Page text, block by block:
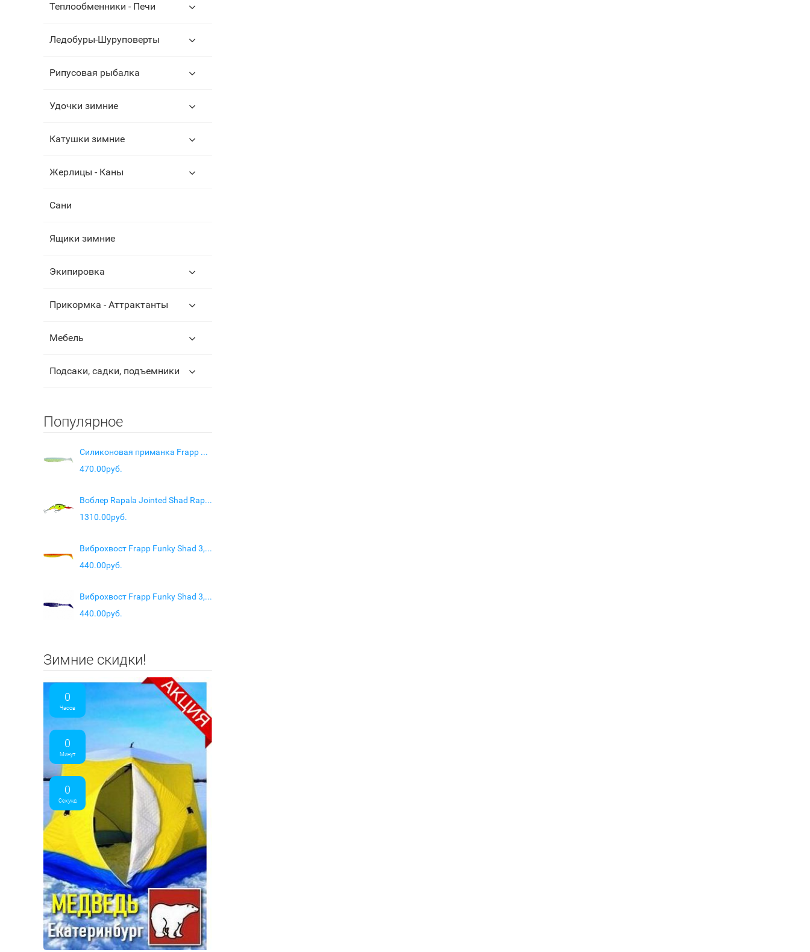
Теплообменники - Печи
Ледобуры-Шуруповерты
Рипусовая рыбалка
Удочки зимние
Катушки зимние
Жерлицы - Каны
Сани
Ящики зимние
Экипировка
Прикормка - Аттрактанты
Мебель
Подсаки, садки, подъемники
Популярное
Силиконовая приманка Frapp Razzle 5" цвет #37
470.00руб.
Воблер Rapala Jointed Shad Rap JSR04 цвет BHO
1310.00руб.
Виброхвост Frapp Funky Shad 3,5" цв. PAL #08
440.00руб.
Виброхвост Frapp Funky Shad 3,5" цв. #23
440.00руб.
Зимние скидки!
0
Часов
0
Минут
0
Секунд